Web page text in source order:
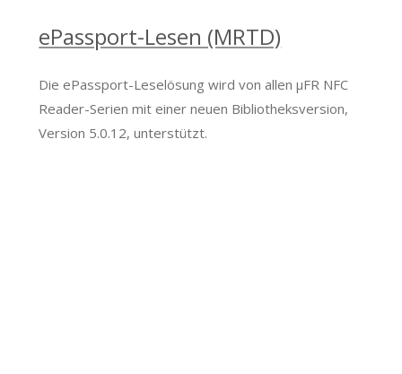
ePassport-Lesen (MRTD)
Die ePassport-Leselösung wird von allen μFR NFC
Reader-Serien mit einer neuen Bibliotheksversion,
Version 5.0.12, unterstützt.